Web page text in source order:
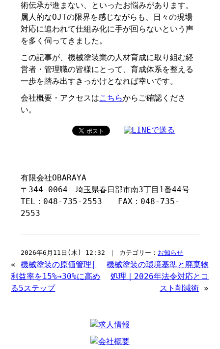
術伝承が進まない、といったお悩みがあります。
属人的なOJTの限界を感じながらも、日々の現場
対応に追われて仕組み化に手が回らないという声
を多く伺ってきました。
この記事が、機械塗装業の人材育成に取り組む経
営者・管理職の皆様にとって、育成体系を整える
一歩を踏み出すきっかけとなれば幸いです。
会社概要・アクセスはこちらからご確認くださ
い。
有限会社OBARAYA
〒344-0064 埼玉県春日部市南3丁目1番44号
TEL：048-735-2553 FAX：048-735-
2553
2026年6月11日(木) 12:32 ｜ カテゴリー： お知らせ
«機械塗装の原価管理|
利益率を15%→30%に高め
る5ステップ
機械塗装の環境基準と廃棄物
処理｜2026年法令対応とコ
スト削減術 »